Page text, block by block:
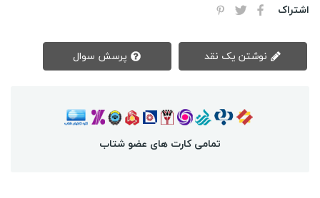
اشتراک
تمامی کارت های عضو شتاب